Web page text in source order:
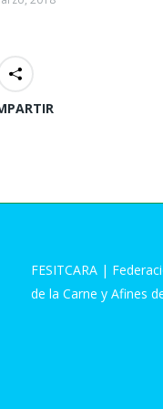
FESITCARA |
de la Carne y Afines